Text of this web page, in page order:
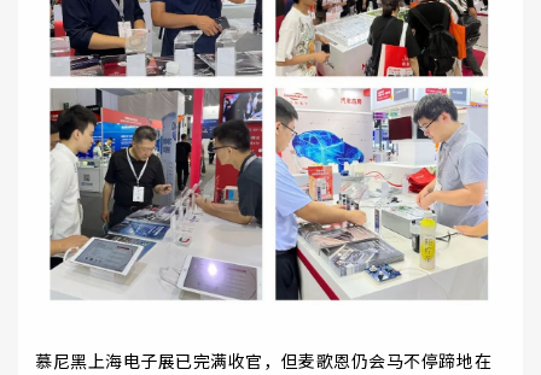
慕尼黑上海电子展已完满收官，但麦歌恩仍会马不停蹄地在